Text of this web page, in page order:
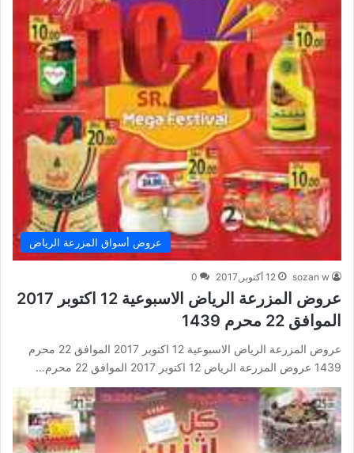
عروض أسواق المزرعة الرياض
sozan w 12 أكتوبر,2017 0
عروض المزرعة الرياض الاسبوعية 12 اكتوبر 2017
الموافق 22 محرم 1439
عروض المزرعة الرياض الاسبوعية 12 اكتوبر 2017 الموافق 22 محرم
1439 عروض المزرعة الرياض 12 اكتوبر 2017 الموافق 22 محرم…